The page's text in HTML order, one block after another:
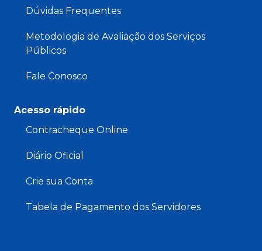
Dúvidas Frequentes
Metodologia de Avaliação dos Serviços
Públicos
Fale Conosco
Acesso rápido
Contracheque Online
Diário Oficial
Crie sua Conta
Tabela de Pagamento dos Servidores